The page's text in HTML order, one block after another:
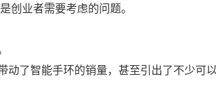
创业者需要考虑的问题。
了智能手环的销量，甚至引出了不少可